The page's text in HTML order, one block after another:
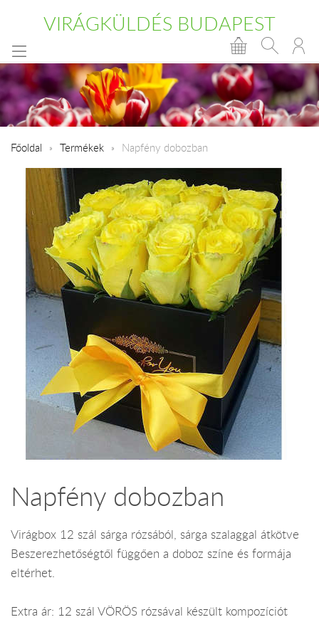
VIRÁGKÜLDÉS BUDAPEST
Főoldal Termékek Napfény dobozban
Napfény dobozban
Virágbox 12 szál sárga rózsából, sárga szalaggal átkötve
Beszerezhetőségtől függően a doboz színe és formája
eltérhet.
Extra ár: 12 szál VÖRÖS rózsával készült kompozíciót